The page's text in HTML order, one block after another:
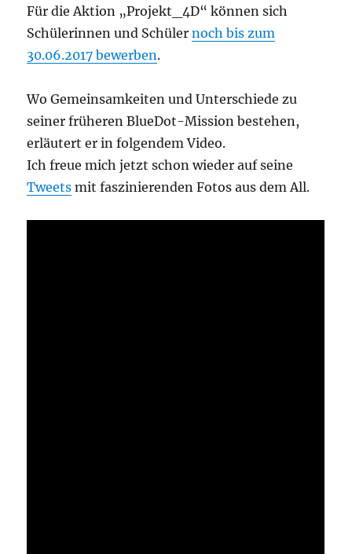
Für die Aktion „Projekt_4D“ können sich
Schülerinnen und Schülernoch bis zum
30.06.2017 bewerben.
Wo Gemeinsamkeiten und Unterschiede zu
seiner früheren BlueDot-Mission bestehen,
erläutert er in folgendem Video.
Ich freue mich jetzt schon wieder auf seine
Tweets mit faszinierenden Fotos aus dem All.